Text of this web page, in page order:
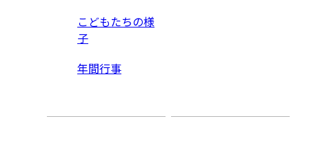
こどもたちの様
子
年間行事